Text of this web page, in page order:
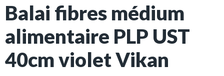
Balai fibres médium
alimentaire PLP UST
40cm violet Vikan